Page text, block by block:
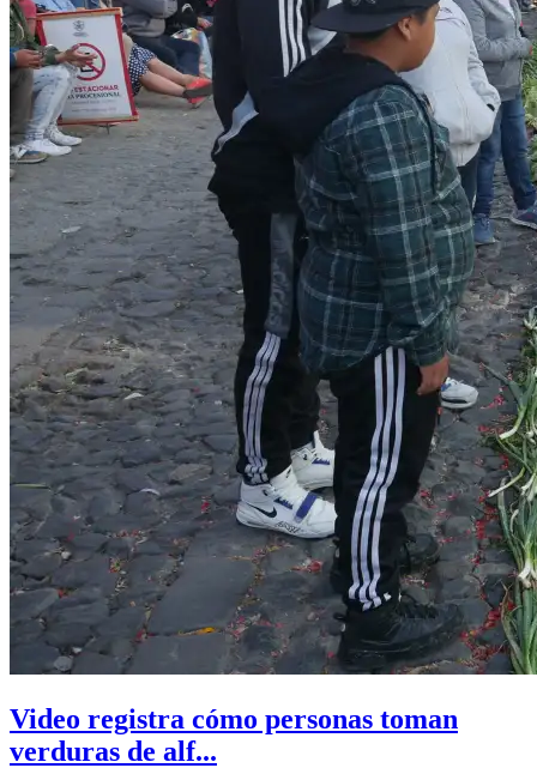
Video registra cómo personas toman
verduras de alf...